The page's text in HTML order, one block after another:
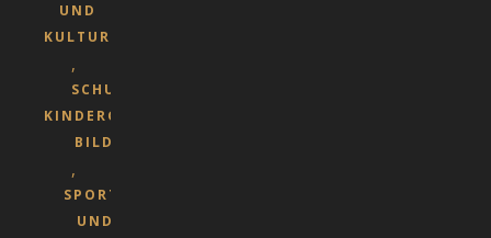
UND
KULTUR
,
SCHULEN,
KINDERGÄRTEN,
BILDUNG
,
SPORT-
UND